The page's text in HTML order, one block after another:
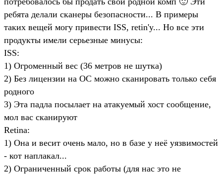
ребята делали сканеры безопасности... В примеры
таких вещей могу привести ISS, retin'y... Но все эти
продукты имели серьезные минусы:
ISS:
1) Огроменный вес (36 метров не шутка)
2) Без лицензии на ОС можно сканировать только себя
родного
3) Эта падла посылает на атакуемый хост сообщение,
мол вас сканируют
Retina:
1) Она и весит очень мало, но в базе у неё уязвимостей
- кот наплакал...
2) Ограниченный срок работы (для нас это не